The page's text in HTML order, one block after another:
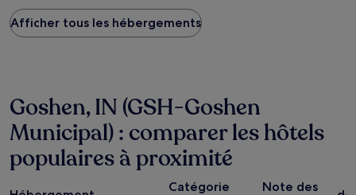
plus
bas
trouvé
24 dernières
heures
sur
la
base
d’un
Afficher tous les hébergements
Goshen, IN (GSH-Goshen
Municipal) : comparer les hôtels
populaires à proximité
Catégorie
Note des